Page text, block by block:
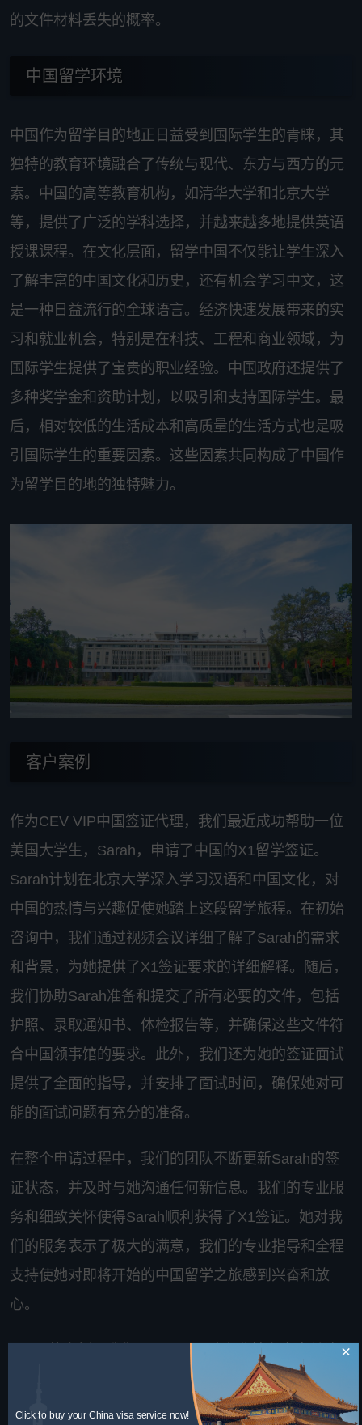
的文件材料丢失的概率。
中国留学环境
中国作为留学目的地正日益受到国际学生的青睐，其
独特的教育环境融合了传统与现代、东方与西方的元
素。中国的高等教育机构，如清华大学和北京大学
等，提供了广泛的学科选择，并越来越多地提供英语
授课课程。在文化层面，留学中国不仅能让学生深入
了解丰富的中国文化和历史，还有机会学习中文，这
是一种日益流行的全球语言。经济快速发展带来的实
习和就业机会，特别是在科技、工程和商业领域，为
国际学生提供了宝贵的职业经验。中国政府还提供了
多种奖学金和资助计划，以吸引和支持国际学生。最
后，相对较低的生活成本和高质量的生活方式也是吸
引国际学生的重要因素。这些因素共同构成了中国作
为留学目的地的独特魅力。
客户案例
作为CEV VIP中国签证代理，我们最近成功帮助一位
美国大学生，Sarah，申请了中国的X1留学签证。
Sarah计划在北京大学深入学习汉语和中国文化，对
中国的热情与兴趣促使她踏上这段留学旅程。在初始
咨询中，我们通过视频会议详细了解了Sarah的需求
和背景，为她提供了X1签证要求的详细解释。随后，
我们协助Sarah准备和提交了所有必要的文件，包括
护照、录取通知书、体检报告等，并确保这些文件符
合中国领事馆的要求。此外，我们还为她的签证面试
提供了全面的指导，并安排了面试时间，确保她对可
能的面试问题有充分的准备。
在整个申请过程中，我们的团队不断更新Sarah的签
证状态，并及时与她沟通任何新信息。我们的专业服
务和细致关怀使得Sarah顺利获得了X1签证。她对我
们的服务表示了极大的满意，我们的专业指导和全程
支持使她对即将开始的中国留学之旅感到兴奋和放
心。
Sarah的案例是我们CEV VIP团队专业性和客户关注
的典型体现。我们致力于为每位客户提供个性化的服
务，确保他们的留学计划顺利实现。我们在签证成功
Click to buy your China visa service now!
×